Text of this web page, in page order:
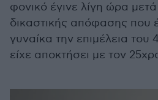
φονικό έγινε λίγη ώρα
δικαστικής απόφασης που
γυναίκα την επιμέλεια του
είχε αποκτήσει με τον